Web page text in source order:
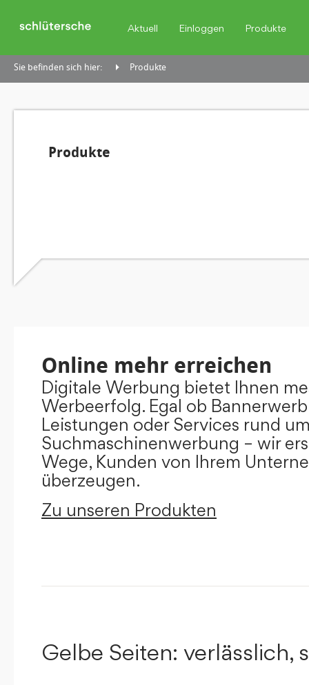
Aktuell Einloggen Produkte
Sie befinden sich hier: Produkte
Produkte
Online mehr erreichen
Digitale Werbung bietet Ihnen
Werbeerfolg. Egal ob
Leistungen oder Services rund
Suchmaschinenwerbung – wir
Wege, Kunden von Ihrem
überzeugen.
Zu unseren Produkten
Gelbe Seiten: verlässlich,